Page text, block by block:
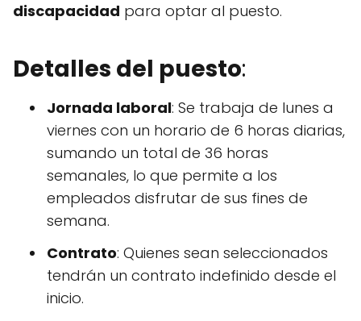
discapacidad para optar al puesto.
Detalles del puesto:
Jornada laboral: Se trabaja de lunes a
viernes con un horario de 6 horas diarias,
sumando un total de 36 horas
semanales, lo que permite a los
empleados disfrutar de sus fines de
semana.
Contrato: Quienes sean seleccionados
tendrán un contrato indefinido desde el
inicio.